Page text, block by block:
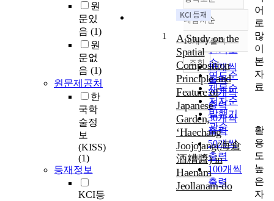
원
문있
음 (1)
원
문없
음 (1)
원문제공처
한
국학
술정
보
(KISS)
(1)
등재정보
KCI등
정확도
순
인기도
순
연도순
제목순
저자순
발행기
관순
내림차순
내림차순
10개씩 출력
10개씩
출력
20개씩
출력
30개씩
출력
50개씩
출력
100개씩
출력
조회
1
A Study on the
Spatial
Composition
Principle and
Feature of
Japanese
Garden,
‘Haechang
Joojojang(海倉
酒糟醬) in
Haenam
Jeollanam-do
어
로
많
이
본
자
료
활
용
도
높
은
자